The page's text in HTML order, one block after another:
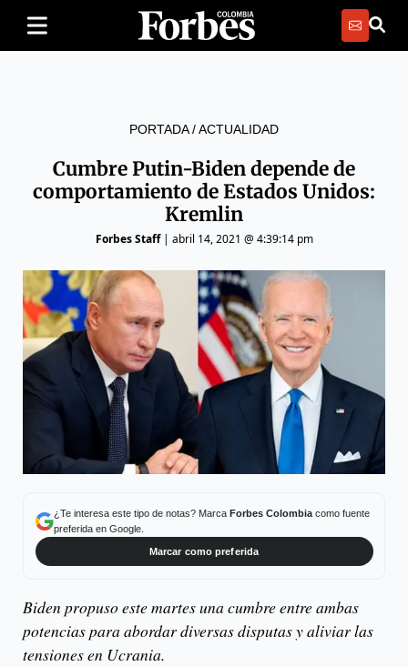
PORTADA/ACTUALIDAD
Cumbre Putin-Biden depende de
comportamiento de Estados Unidos:
Kremlin
Forbes Staff| abril 14, 2021 @ 4:39:14 pm
¿Te interesa este tipo de notas? Marca Forbes Colombiacomo fuente
preferida en Google.
Marcar como preferida
Biden propuso este martes una cumbre entre ambas
potencias para abordar diversas disputas y aliviar las
tensiones en Ucrania.